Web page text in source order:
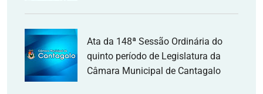
Ata da 148ª Sessão Ordinária do
quinto período de Legislatura da
Câmara Municipal de Cantagalo